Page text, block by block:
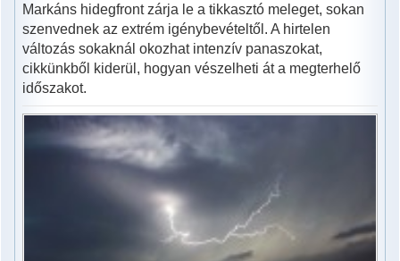
Markáns hidegfront zárja le a tikkasztó meleget, sokan
szenvednek az extrém igénybevételtől. A hirtelen
változás sokaknál okozhat intenzív panaszokat,
cikkünkből kiderül, hogyan vészelheti át a megterhelő
időszakot.